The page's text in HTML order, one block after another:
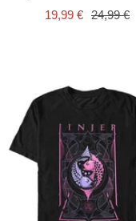
Angebotspreis
19,99 € Regulärer
24,99 €